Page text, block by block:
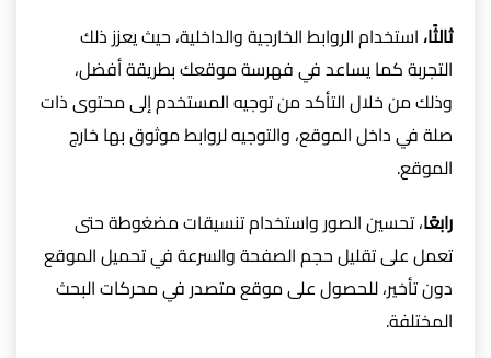
ثالثًا،استخدام الروابط الخارجية والداخلية، حيث يعزز ذلك
التجربة كما يساعد في فهرسة موقعك بطريقة أفضل،
وذلك من خلال التأكد من توجيه المستخدم إلى محتوى ذات
صلة في داخل الموقع، والتوجيه لروابط موثوق بها خارج
الموقع.
رابعًا، تحسين الصور واستخدام تنسيقات مضغوطة حتى
تعمل على تقليل حجم الصفحة والسرعة في تحميل الموقع
دون تأخير، للحصول على موقع متصدر في محركات البحث
المختلفة.